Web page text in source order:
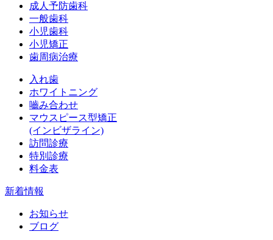
成人予防歯科
一般歯科
小児歯科
小児矯正
歯周病治療
入れ歯
ホワイトニング
嚙み合わせ
マウスピース型矯正
(インビザライン)
訪問診療
特別診療
料金表
新着情報
お知らせ
ブログ